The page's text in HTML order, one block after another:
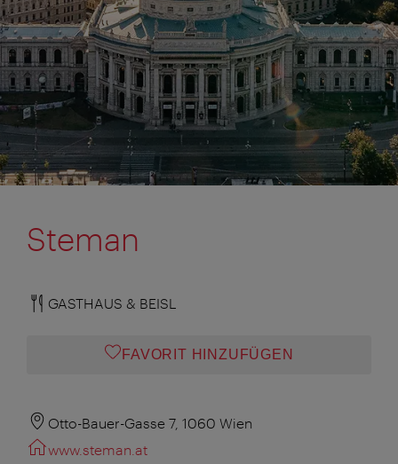
Steman
GASTHAUS & BEISL
FAVORIT HINZUFÜGEN
Otto-Bauer-Gasse 7, 1060 Wien
www.steman.at